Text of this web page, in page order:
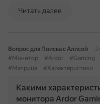
Читать далее
Вопрос для Поиска с Алисой
#Монитор
#Ardor #Gaming
#Матрица
#Характеристики
Какими
монитора Ardor